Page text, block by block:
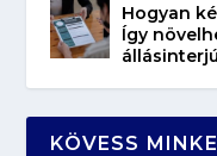
Hogyan
Így
KÖVESS